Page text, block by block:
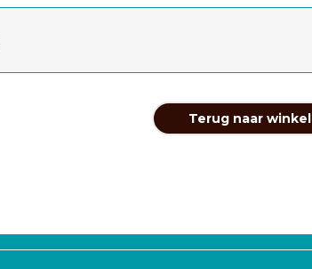
Terug naar winkel